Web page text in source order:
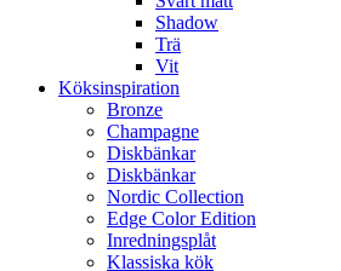
Shadow
Trä
Vit
Köksinspiration
Bronze
Champagne
Diskbänkar
Diskbänkar
Nordic Collection
Edge Color Edition
Inredningsplåt
Klassiska kök